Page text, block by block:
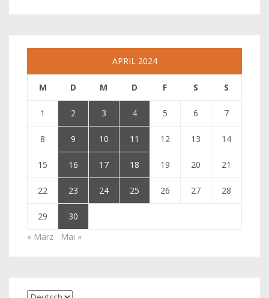
APRIL 2024
M D M D F S S
1 2 3 4 5 6 7
8 9 10 11 12 13 14
15 16 17 18 19 20 21
22 23 24 25 26 27 28
29
30
« März
Mai »